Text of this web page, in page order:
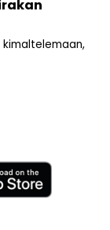
kimaltelemaan,